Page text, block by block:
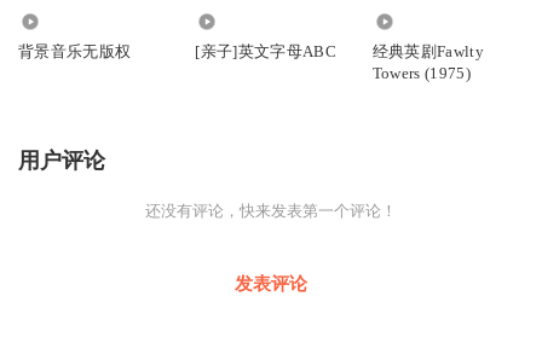
背景音乐无版权 [亲子]英文字母ABC
经典英剧Fawlty
Towers (1975)
用户评论
还没有评论，快来发表第一个评论！
发表评论